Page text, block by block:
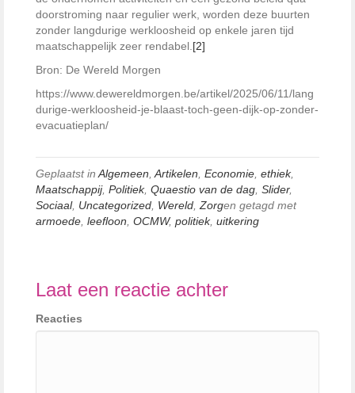
doorstroming naar regulier werk, worden deze buurten
zonder langdurige werkloosheid op enkele jaren tijd
maatschappelijk zeer rendabel. [2]
Bron: De Wereld Morgen
https://www.dewereldmorgen.be/artikel/2025/06/11/lang
durige-werkloosheid-je-blaast-toch-geen-dijk-op-zonder-
evacuatieplan/
Geplaatst in Algemeen Artikelen Economie ethiek,
Maatschappij, Politiek, Quaestio van de dag Slider,
Sociaal, Uncategorized Wereld Zorgen getagd met
armoede leefloon OCMW, politiek, uitkering
Laat een reactie achter
Reacties